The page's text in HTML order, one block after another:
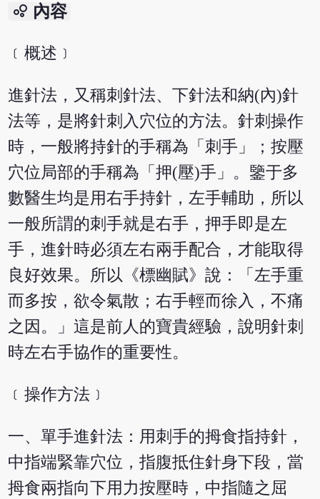
bubble_chart 內容
﹝概述﹞
進針法，又稱刺針法、下針法和納(內)針
法等，是將針刺入穴位的方法。針刺操作
時，一般將持針的手稱為「刺手」；按壓
穴位局部的手稱為「押(壓)手」。鑒于多
數醫生均是用右手持針，左手輔助，所以
一般所謂的刺手就是右手，押手即是左
手，進針時必須左右兩手配合，才能取得
良好效果。所以《標幽賦》說：「左手重
而多按，欲令氣散；右手輕而徐入，不痛
之因。」這是前人的寶貴經驗，說明針刺
時左右手協作的重要性。
﹝操作方法﹞
一、單手進針法：用刺手的拇食指持針，
中指端緊靠穴位，指腹抵住針身下段，當
拇食兩指向下用力按壓時，中指隨之屈